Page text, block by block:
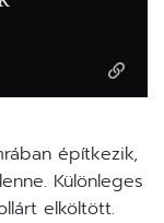
építkezik,
Különleges
elköltött.